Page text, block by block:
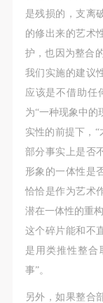
是残损的，支离
的修出来的艺术
护，也因为整合
我们实施的建议
应该是不借助任
为“一种现象中的
实性的前提下，
部分事实上是否
形象的一体性是
恰恰是作为艺术
潜在一体性的重
这个碎片能和不
是用类推性整合
事”。
另外，如果整合